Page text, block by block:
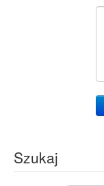
Szukaj